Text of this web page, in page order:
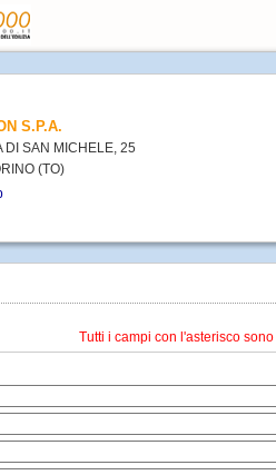
S.P.A.
DI SAN MICHELE, 25
(TO)
Tutti i campi con l'asterisco